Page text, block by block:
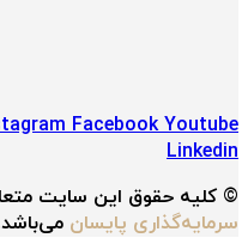
Facebook Youtube
Linkedin
© کلیه حقوق این سایت
سرمایه‌گذاری پایسان